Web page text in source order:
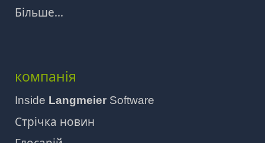
Більше...
компанія
Inside Langmeier Software
Стрічка новин